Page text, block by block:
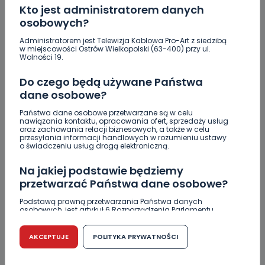
Kto jest administratorem danych
osobowych?
Administratorem jest Telewizja Kablowa Pro-Art z siedzibą
w miejscowości Ostrów Wielkopolski (63-400) przy ul.
Wolności 19.
Do czego będą używane Państwa
dane osobowe?
Państwa dane osobowe przetwarzane są w celu
nawiązania kontaktu, opracowania ofert, sprzedaży usług
oraz zachowania relacji biznesowych, a także w celu
przesyłania informacji handlowych w rozumieniu ustawy
o świadczeniu usług drogą elektroniczną.
Na jakiej podstawie będziemy
przetwarzać Państwa dane osobowe?
Podstawą prawną przetwarzania Państwa danych
osobowych, jest artykuł 6 Rozporządzenia Parlamentu
r. w sprawie ochrony osób fizycznych w związku z
przetwarzaniem danych osobowych w sprawie
swobodnego przepływu takich danych oraz uchylenia
dyrektywy 95/46/WE (RODO).
AKCEPTUJE POLITYKA PRYWATNOŚCI
O ostrowianin
że sprzedał się pan, tworząc koalicję PiSem i ucieka Pan
od Koalicji Obywatelskiej, z której został Pan wybrany do
Panu zapamietane do następnych wyborów. Wtedy
rozliczymy Pana z tej niegodziwego lawiranctwa.
Za rok wybory do parlamentu! Pamiętajcie wyborcy co
koleszkowie z PO i PIS co za popis wyczynili!
J Januszek